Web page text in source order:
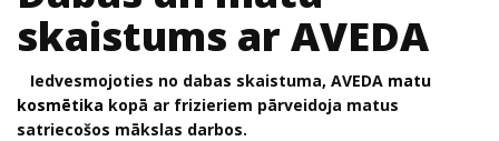
skaistums ar AVEDA
Iedvesmojoties no dabas skaistuma, AVEDA matu
kosmētika kopā ar frizieriem pārveidoja matus
satriecošos mākslas darbos.